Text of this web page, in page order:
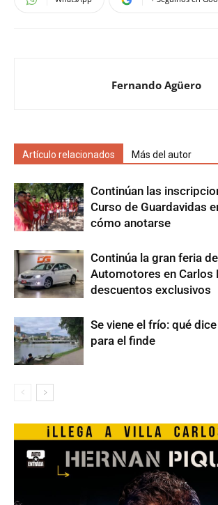
Fernando Agüero
Artículo relacionados Más del autor
Continúan las
Curso de Guardavidas
cómo anotarse
Continúa la gran feria
Automotores en Carlos
descuentos exclusivos
Se viene el frío: qué
para el finde